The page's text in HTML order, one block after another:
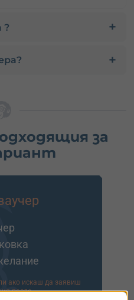
?
за
ако искаш да заявиш
после.